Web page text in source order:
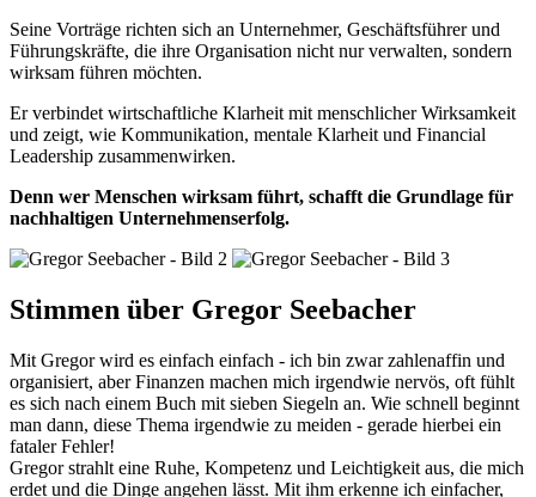
Seine Vorträge richten sich an Unternehmer, Geschäftsführer und
Führungskräfte, die ihre Organisation nicht nur verwalten, sondern
wirksam führen möchten.
Er verbindet wirtschaftliche Klarheit mit menschlicher Wirksamkeit
und zeigt, wie Kommunikation, mentale Klarheit und Financial
Leadership zusammenwirken.
Denn wer Menschen wirksam führt, schafft die Grundlage für
nachhaltigen Unternehmenserfolg.
Stimmen über Gregor Seebacher
Mit Gregor wird es einfach einfach - ich bin zwar zahlenaffin und
organisiert, aber Finanzen machen mich irgendwie nervös, oft fühlt
es sich nach einem Buch mit sieben Siegeln an. Wie schnell beginnt
man dann, diese Thema irgendwie zu meiden - gerade hierbei ein
fataler Fehler!
Gregor strahlt eine Ruhe, Kompetenz und Leichtigkeit aus, die mich
erdet und die Dinge angehen lässt. Mit ihm erkenne ich einfacher,